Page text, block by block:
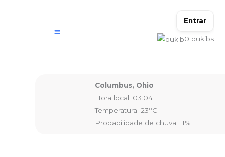
Entrar
0 bukibs
Columbus, Ohio
Hora local: 03:04
Temperatura: 23°C
Probabilidade de chuva: 11%